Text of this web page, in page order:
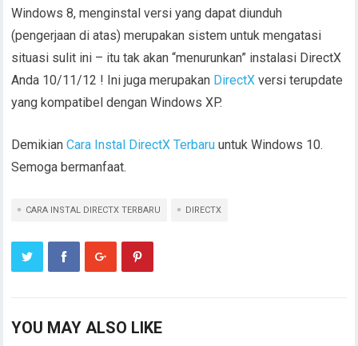
Windows 8, menginstal versi yang dapat diunduh
(pengerjaan di atas) merupakan sistem untuk mengatasi
situasi sulit ini – itu tak akan “menurunkan” instalasi DirectX
Anda 10/11/12 ! Ini juga merupakan DirectX versi terupdate
yang kompatibel dengan Windows XP.
DemikianCara Instal DirectX Terbaru untuk Windows 10.
Semoga bermanfaat.
CARA INSTAL DIRECTX TERBARU DIRECTX
YOU MAY ALSO LIKE